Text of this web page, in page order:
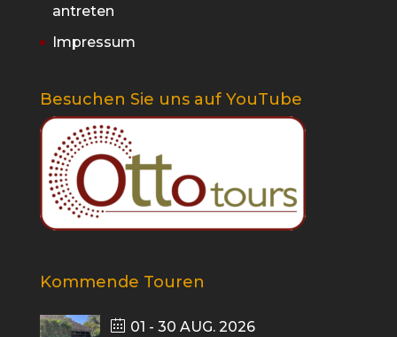
antreten
Impressum
Besuchen Sie uns auf YouTube
Kommende Touren
01 - 30 AUG. 2026